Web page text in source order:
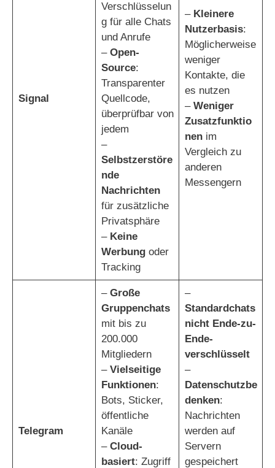
Signal
Verschlüsselun
g für alle Chats
und Anrufe
– Open-
Source:
Transparenter
Quellcode,
überprüfbar von
jedem
–
Selbstzerstöre
nde
Nachrichten
für zusätzliche
Privatsphäre
– Keine
Werbungoder
Tracking
– Kleinere
Nutzerbasis:
Möglicherweise
weniger
Kontakte, die
es nutzen
– Weniger
Zusatzfunktio
nenim
Vergleich zu
anderen
Messengern
Telegram
– Große
Gruppenchats
mit bis zu
200.000
Mitgliedern
– Vielseitige
Funktionen:
Bots, Sticker,
öffentliche
Kanäle
– Cloud-
basiert: Zugriff
–
Standardchats
nicht Ende-zu-
Ende-
verschlüsselt
–
Datenschutzbe
denken:
Nachrichten
werden auf
Servern
gespeichert